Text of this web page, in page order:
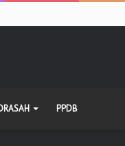
Lolos ke PTN Ternama
PPDB